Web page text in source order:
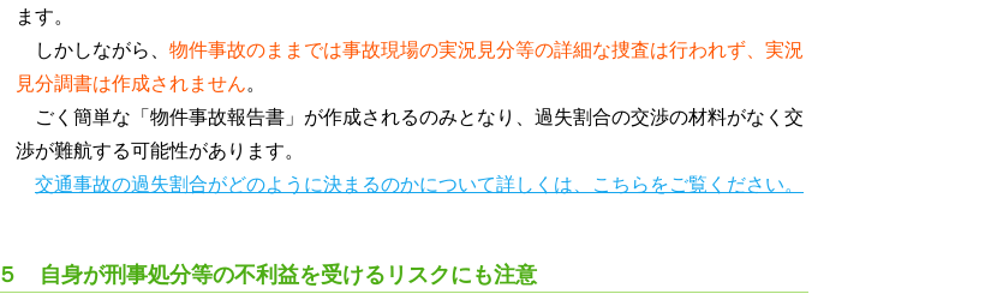
ます。
しかしながら、 物件事故のままでは事故現場の実況見分等の詳細な捜査は行われず、実況
見分調書は作成されません。
ごく簡単な「物件事故報告書」が作成されるのみとなり、過失割合の交渉の材料がなく交
渉が難航する可能性があります。
交通事故の過失割合がどのように決まるのかについて詳しくは、こちらをご覧ください。
５ 自身が刑事処分等の不利益を受けるリスクにも注意